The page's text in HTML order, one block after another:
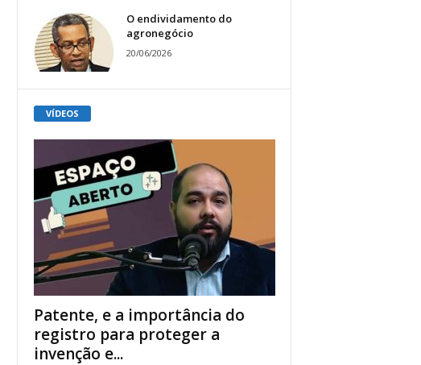
O endividamento do
agronegócio
20/06/2026
VÍDEOS
Patente, e a importância do
registro para proteger a
invenção e...